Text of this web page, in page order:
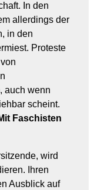
In den
allerdings der
in den
Proteste
auch wenn
scheint.
Faschisten
wird
Ihren
Ausblick auf